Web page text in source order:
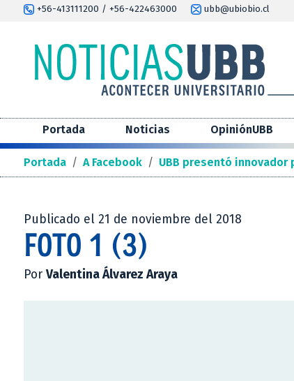
+56-413111200 / +56-422463000 ubb@ubiobio.cl
Portada Noticias OpiniónUBB
Portada / A Facebook / UBB presentó innovador
Publicado el 21 de noviembre del 2018
FOTO 1 (3)
PorValentina Álvarez Araya